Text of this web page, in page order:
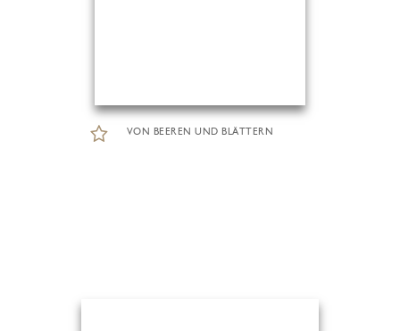
VON BEEREN UND BLÄTTERN